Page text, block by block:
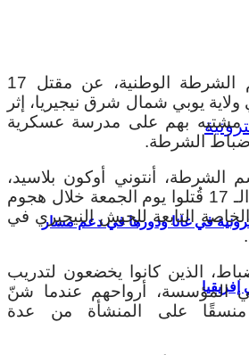
في غانا ودورها في دعم مسار
أعلن المتحدث باسم الشرطة الوطنية، عن مقتل 17
يوبي شمال شرق نيجيريا، إثر
بهم على مدرسة عسكرية
الشرطة.
الشرطة، أنتوني أوكون بلاسيد،
في بيان، أن الضباط الـ 17 قُتلوا يوم الجمعة خلال هجوم
التابعة للجيش النيجيري في
الذين كانوا يخضعون لتدريب
المؤسسة، أرواحهم عندما شنّ
منسقًا على المنشأة من عدة